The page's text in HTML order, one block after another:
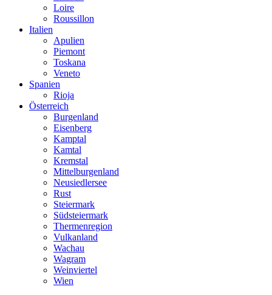
Loire
Roussillon
Italien
Apulien
Piemont
Toskana
Veneto
Spanien
Rioja
Österreich
Burgenland
Eisenberg
Kamptal
Kamtal
Kremstal
Mittelburgenland
Neusiedlersee
Rust
Steiermark
Südsteiermark
Thermenregion
Vulkanland
Wachau
Wagram
Weinviertel
Wien